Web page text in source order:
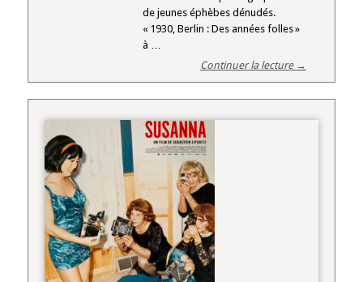
de jeunes éphèbes dénudés.
« 1930, Berlin : Des années folles »
à …
Continuer la lecture →